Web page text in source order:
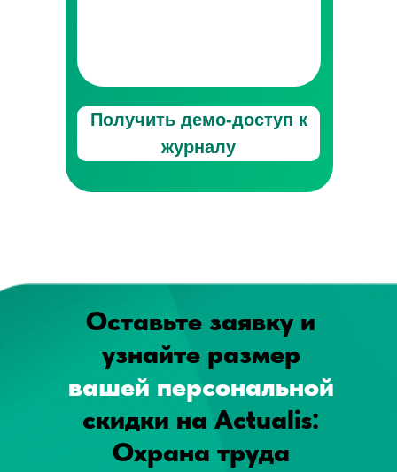
Получить демо-доступ к
журналу
Оставьте заявку и
узнайте размер
вашей персональной
скидки на Actualis:
Охрана труда